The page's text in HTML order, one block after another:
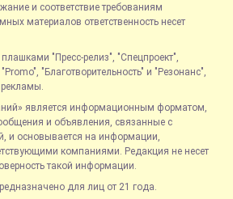
и соответствие требованиям
материалов ответственность несет
"Пресс-релиз", "Спецпроект",
"Благотворительность" и "Резонанс",
является информационным форматом,
и объявления, связанные с
и основывается на информации,
компаниями. Редакция не несет
такой информации.
для лиц от 21 года.